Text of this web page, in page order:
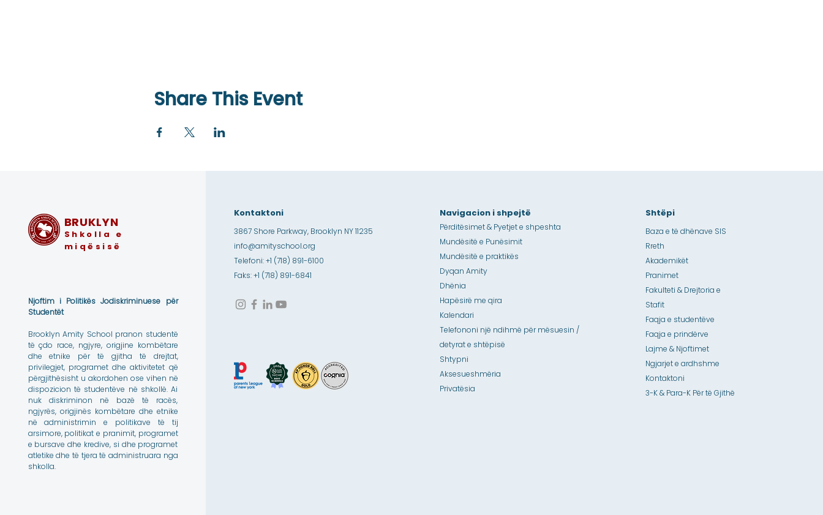
Share This Event
BRUKLYN
Shkolla e
miqësisë
Njoftim i Politikës Jodiskriminuese për
Studentët
Brooklyn Amity School pranon studentë
të çdo race, ngjyre, origjine kombëtare
dhe etnike për të gjitha të drejtat,
privilegjet, programet dhe aktivitetet që
përgjithësisht u akordohen ose vihen në
dispozicion të studentëve në shkollë. Ai
nuk diskriminon në bazë të racës,
ngjyrës, origjinës kombëtare dhe etnike
në administrimin e politikave të tij
arsimore, politikat e pranimit, programet
e bursave dhe kredive, si dhe programet
atletike dhe të tjera të administruara nga
shkolla.
Kontaktoni
3867 Shore Parkway, Brooklyn NY 11235
info@amityschool.org
Telefoni: +1 (718) 891-6100
Faks: +1 (718) 891-6841
Navigacion i shpejtë
Përditësimet & Pyetjet e shpeshta
Mundësitë e Punësimit
Mundësitë e praktikës
Dyqan Amity
Dhënia
Hapësirë me qira
Kalendari
Telefononi një ndihmë për mësuesin /
detyrat e shtëpisë
Shtypni
Aksesueshmëria
Privatësia
Shtëpi
Baza e të dhënave SIS
Rreth
Akademikët
Pranimet
Fakulteti & Drejtoria e
Stafit
Faqja e studentëve
Faqja e prindërve
Lajme & Njoftimet
Ngjarjet e ardhshme
Kontaktoni
3-K & Para-K Për të Gjithë